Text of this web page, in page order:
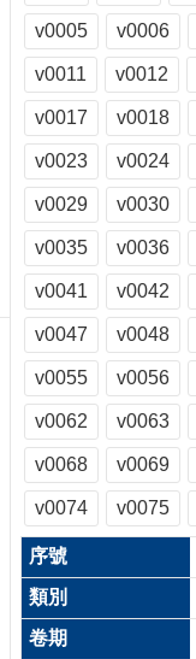
訂
閱/
取
消
網
站
導
覽
最
新
消
息
關
於
我
們
出
版
刊
物
校
務
v0005 v0006
v0011 v0012
v0017 v0018
v0023 v0024
v0029 v0030
v0035 v0036
v0041 v0042
v0047 v0048
v0055 v0056
v0062 v0063
v0068 v0069
v0074 v0075